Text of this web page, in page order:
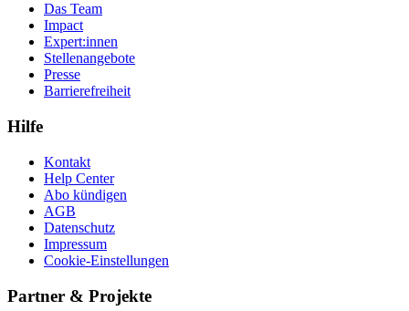
Das Team
Impact
Expert:innen
Stellenangebote
Presse
Barrierefreiheit
Hilfe
Kontakt
Help Center
Abo kündigen
AGB
Datenschutz
Impressum
Cookie-Einstellungen
Partner & Projekte